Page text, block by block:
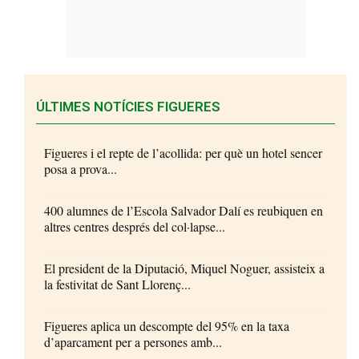
ÚLTIMES NOTÍCIES FIGUERES
Figueres i el repte de l’acollida: per què un hotel sencer
posa a prova...
400 alumnes de l’Escola Salvador Dalí es reubiquen en
altres centres després del col·lapse...
El president de la Diputació, Miquel Noguer, assisteix a
la festivitat de Sant Llorenç...
Figueres aplica un descompte del 95% en la taxa
d’aparcament per a persones amb...